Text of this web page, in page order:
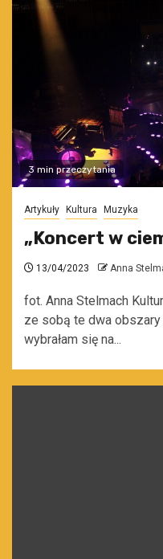
3 min przeczytania
Artykuły Kultura Muzyka
„Koncert w
13/04/2023 Anna
fot. Anna Stelmach
ze sobą te dwa
wybrałam się na...